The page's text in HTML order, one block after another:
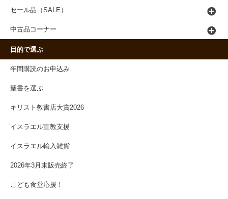
セール品（SALE）
中古品コーナー
目的で選ぶ
年間購読のお申込み
聖書を選ぶ
キリスト教書店大賞2026
イスラエル宣教支援
イスラエル輸入雑貨
2026年3月末販売終了
こども食堂応援！